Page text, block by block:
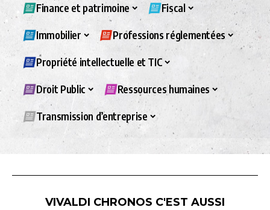
Finance et patrimoine Fiscal
Immobilier Professions réglementées
Propriété intellectuelle et TIC
Droit Public Ressources humaines
Transmission d’entreprise
VIVALDI CHRONOS C'EST AUSSI